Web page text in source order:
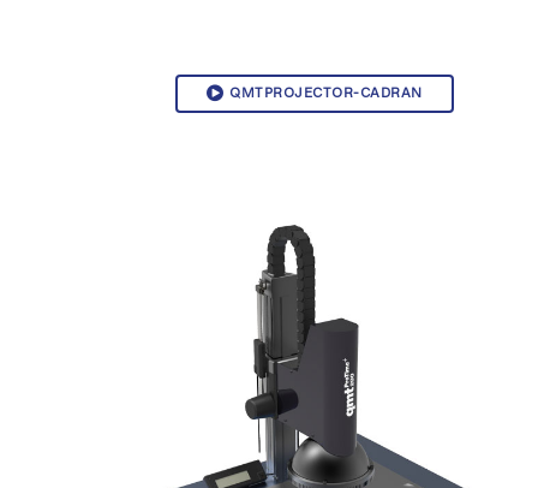
QMTPROJECTOR-CADRAN